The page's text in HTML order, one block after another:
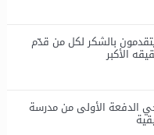
بالشكر لكل من قدّم
الأكبر
الدفعة الأولى من مدرسة